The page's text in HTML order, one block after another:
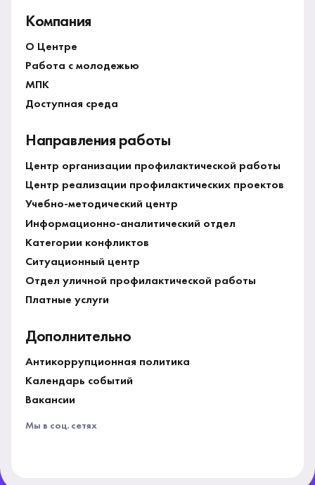
Компания
О Центре
Работа с молодежью
МПК
Доступная среда
Направления работы
Центр организации профилактической работы
Центр реализации профилактических проектов
Учебно-методический центр
Информационно-аналитический отдел
Категории конфликтов
Ситуационный центр
Отдел уличной профилактической работы
Платные услуги
Дополнительно
Антикоррупционная политика
Календарь событий
Вакансии
Мы в соц. сетях